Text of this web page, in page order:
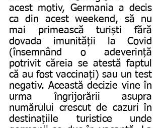
acest motiv, Germania a decis
ca din acest weekend, să nu
mai primească turiști fără
dovada imunității la Covid
(însemnând o adeverință
potrivit căreia se atestă faptul
că au fost vaccinați) sau un test
negativ. Această decizie vine în
urma îngrijorării asupra
numărului crescut de cazuri în
destinațiile turistice unde